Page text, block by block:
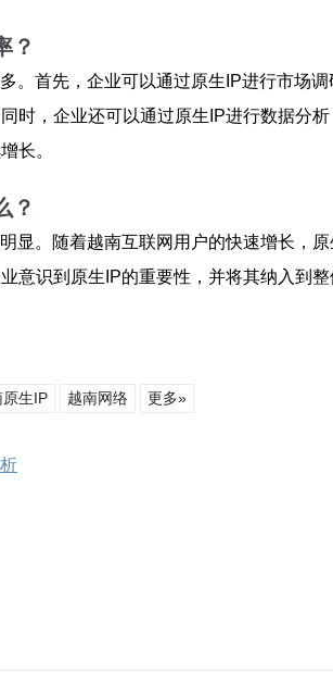
？
。首先，企业可以通过原生IP进行市场
时，企业还可以通过原生IP进行数据分
长。
？
显。随着越南互联网用户的快速增长，
意识到原生IP的重要性，并将其纳入到
原生IP 越南网络 更多»